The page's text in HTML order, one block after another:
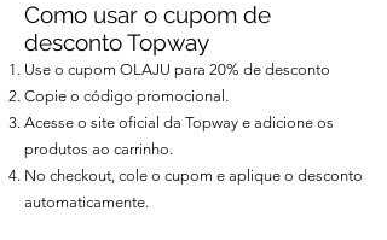
Como usar o cupom de
desconto Topway
Use o cupom OLAJU para 20% de desconto
Copie o código promocional.
Acesse o site oficial da Topway e adicione os
produtos ao carrinho.
No checkout, cole o cupom e aplique o desconto
automaticamente.